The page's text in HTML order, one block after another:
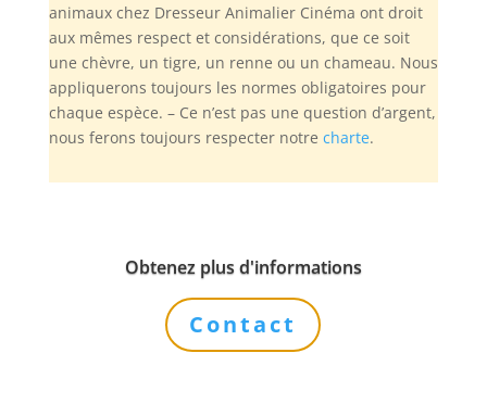
animaux chez Dresseur Animalier Cinéma ont droit
aux mêmes respect et considérations, que ce soit
une chèvre, un tigre, un renne ou un chameau. Nous
appliquerons toujours les normes obligatoires pour
chaque espèce. – Ce n’est pas une question d’argent,
nous ferons toujours respecter notre charte.
Obtenez plus d'informations
Contact